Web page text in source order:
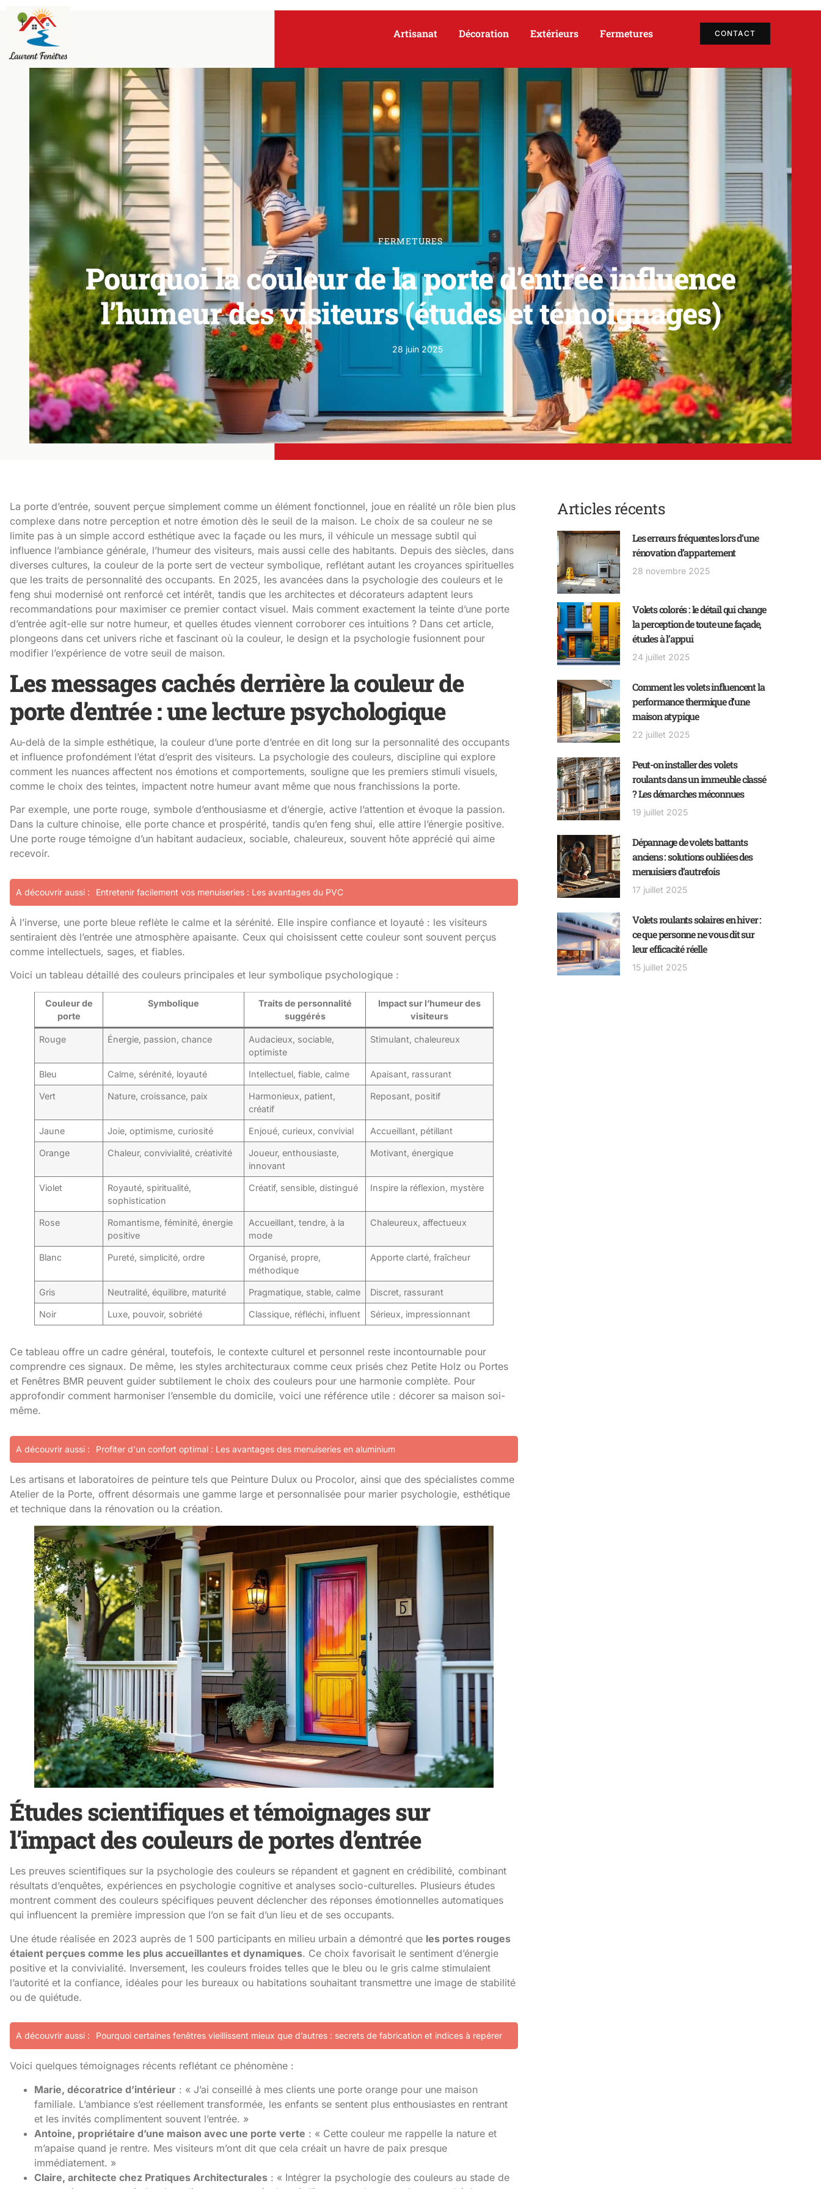
Artisanat Décoration Extérieurs Fermetures CONTACT
FERMETURES
Pourquoi la couleur de la porte d’entrée influence
l’humeur des visiteurs (études et témoignages)
28 juin 2025
La porte d’entrée, souvent perçue simplement comme un élément fonctionnel, joue en réalité un rôle bien plus
complexe dans notre perception et notre émotion dès le seuil de la maison. Le choix de sa couleur ne se
limite pas à un simple accord esthétique avec la façade ou les murs, il véhicule un message subtil qui
influence l’ambiance générale, l’humeur des visiteurs, mais aussi celle des habitants. Depuis des siècles, dans
diverses cultures, la couleur de la porte sert de vecteur symbolique, reflétant autant les croyances spirituelles
que les traits de personnalité des occupants. En 2025, les avancées dans la psychologie des couleurs et le
feng shui modernisé ont renforcé cet intérêt, tandis que les architectes et décorateurs adaptent leurs
recommandations pour maximiser ce premier contact visuel. Mais comment exactement la teinte d’une porte
d’entrée agit-elle sur notre humeur, et quelles études viennent corroborer ces intuitions ? Dans cet article,
plongeons dans cet univers riche et fascinant où la couleur, le design et la psychologie fusionnent pour
modifier l’expérience de votre seuil de maison.
Les messages cachés derrière la couleur de
porte d’entrée : une lecture psychologique
Au-delà de la simple esthétique, la couleur d’une porte d’entrée en dit long sur la personnalité des occupants
et influence profondément l’état d’esprit des visiteurs. La psychologie des couleurs, discipline qui explore
comment les nuances affectent nos émotions et comportements, souligne que les premiers stimuli visuels,
comme le choix des teintes, impactent notre humeur avant même que nous franchissions la porte.
Par exemple, une porte rouge, symbole d’enthousiasme et d’énergie, active l’attention et évoque la passion.
Dans la culture chinoise, elle porte chance et prospérité, tandis qu’en feng shui, elle attire l’énergie positive.
Une porte rouge témoigne d’un habitant audacieux, sociable, chaleureux, souvent hôte apprécié qui aime
recevoir.
A découvrir aussi : Entretenir facilement vos menuiseries : Les avantages du PVC
À l’inverse, une porte bleue reflète le calme et la sérénité. Elle inspire confiance et loyauté : les visiteurs
sentiraient dès l’entrée une atmosphère apaisante. Ceux qui choisissent cette couleur sont souvent perçus
comme intellectuels, sages, et fiables.
Voici un tableau détaillé des couleurs principales et leur symbolique psychologique :
Couleur de
porte
Symbolique
Traits de personnalité
suggérés
Impact sur l’humeur des
visiteurs
Rouge Énergie, passion, chance
Audacieux, sociable,
optimiste
Stimulant, chaleureux
Bleu Calme, sérénité, loyauté Intellectuel, fiable, calme Apaisant, rassurant
Vert Nature, croissance, paix
Harmonieux, patient,
créatif
Reposant, positif
Jaune Joie, optimisme, curiosité Enjoué, curieux, convivial Accueillant, pétillant
Orange Chaleur, convivialité, créativité
Joueur, enthousiaste,
innovant
Motivant, énergique
Violet
Royauté, spiritualité,
sophistication
Créatif, sensible, distingué Inspire la réflexion, mystère
Rose
Romantisme, féminité, énergie
positive
Accueillant, tendre, à la
mode
Chaleureux, affectueux
Blanc Pureté, simplicité, ordre
Organisé, propre,
méthodique
Apporte clarté, fraîcheur
Gris Neutralité, équilibre, maturité Pragmatique, stable, calme Discret, rassurant
Noir Luxe, pouvoir, sobriété Classique, réfléchi, influent Sérieux, impressionnant
Ce tableau offre un cadre général, toutefois, le contexte culturel et personnel reste incontournable pour
comprendre ces signaux. De même, les styles architecturaux comme ceux prisés chez Petite Holz ou Portes
et Fenêtres BMR peuvent guider subtilement le choix des couleurs pour une harmonie complète. Pour
approfondir comment harmoniser l’ensemble du domicile, voici une référence utile : décorer sa maison soi-
même.
A découvrir aussi : Profiter d'un confort optimal : Les avantages des menuiseries en aluminium
Les artisans et laboratoires de peinture tels que Peinture Dulux ou Procolor, ainsi que des spécialistes comme
Atelier de la Porte, offrent désormais une gamme large et personnalisée pour marier psychologie, esthétique
et technique dans la rénovation ou la création.
Études scientifiques et témoignages sur
l’impact des couleurs de portes d’entrée
Les preuves scientifiques sur la psychologie des couleurs se répandent et gagnent en crédibilité, combinant
résultats d’enquêtes, expériences en psychologie cognitive et analyses socio-culturelles. Plusieurs études
montrent comment des couleurs spécifiques peuvent déclencher des réponses émotionnelles automatiques
qui influencent la première impression que l’on se fait d’un lieu et de ses occupants.
Une étude réalisée en 2023 auprès de 1 500 participants en milieu urbain a démontré que les portes rouges
étaient perçues comme les plus accueillantes et dynamiques. Ce choix favorisait le sentiment d’énergie
positive et la convivialité. Inversement, les couleurs froides telles que le bleu ou le gris calme stimulaient
l’autorité et la confiance, idéales pour les bureaux ou habitations souhaitant transmettre une image de stabilité
ou de quiétude.
A découvrir aussi : Pourquoi certaines fenêtres vieillissent mieux que d’autres : secrets de fabrication et indices à repérer
Voici quelques témoignages récents reflétant ce phénomène :
Marie, décoratrice d’intérieur : « J’ai conseillé à mes clients une porte orange pour une maison
familiale. L’ambiance s’est réellement transformée, les enfants se sentent plus enthousiastes en rentrant
et les invités complimentent souvent l’entrée. »
Antoine, propriétaire d’une maison avec une porte verte : « Cette couleur me rappelle la nature et
m’apaise quand je rentre. Mes visiteurs m’ont dit que cela créait un havre de paix presque
immédiatement. »
Claire, architecte chez Pratiques Architecturales : « Intégrer la psychologie des couleurs au stade de
Articles récents
Les erreurs fréquentes lors d’une
rénovation d’appartement
28 novembre 2025
Volets colorés : le détail qui change
la perception de toute une façade,
études à l’appui
24 juillet 2025
Comment les volets influencent la
performance thermique d’une
maison atypique
22 juillet 2025
Peut-on installer des volets
roulants dans un immeuble classé
? Les démarches méconnues
19 juillet 2025
Dépannage de volets battants
anciens : solutions oubliées des
menuisiers d’autrefois
17 juillet 2025
Volets roulants solaires en hiver :
ce que personne ne vous dit sur
leur efficacité réelle
15 juillet 2025